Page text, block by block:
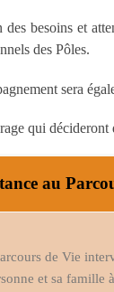
besoins et
des Pôles.
sera
qui
au
de Vie
et sa